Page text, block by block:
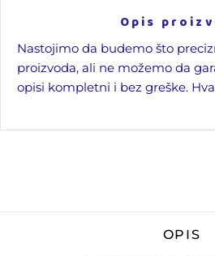
Opis
Nastojimo da budemo što
proizvoda, ali ne možemo da
opisi kompletni i bez greške.
OPIS